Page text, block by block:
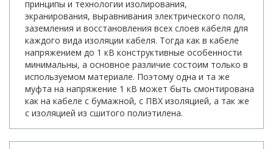
принципы и технологии изолирования,
экранирования, выравнивания электрического поля,
заземления и восстановления всех слоев кабеля для
каждого вида изоляции кабеля. Тогда как в кабеле
напряжением до 1 кВ конструктивные особенности
минимальны, а основное различие состоим только в
используемом материале. Поэтому одна и та же
муфта на напряжение 1 кВ может быть смонтирована
как на кабеле с бумажной, с ПВХ изоляцией, а так же
с изоляцией из сшитого полиэтилена.